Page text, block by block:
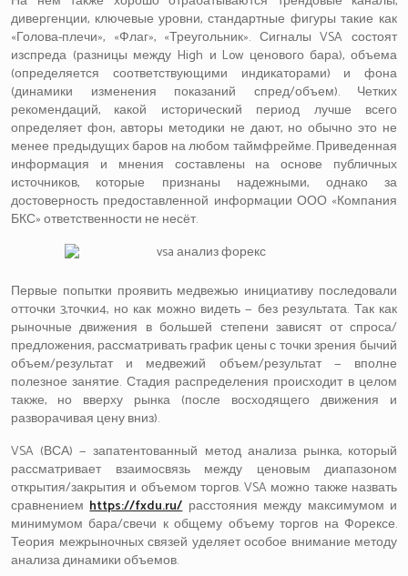
дивергенции, ключевые уровни, стандартные фигуры такие как
«Голова-плечи», «Флаг», «Треугольник». Сигналы VSA состоят
изспреда (разницы между High и Low ценового бара), объема
(определяется соответствующими индикаторами) и фона
(динамики изменения показаний спред/объем). Четких
рекомендаций, какой исторический период лучше всего
определяет фон, авторы методики не дают, но обычно это не
менее предыдущих баров на любом таймфрейме. Приведенная
информация и мнения составлены на основе публичных
источников, которые признаны надежными, однако за
достоверность предоставленной информации ООО «Компания
БКС» ответственности не несёт.
Первые попытки проявить медвежью инициативу последовали
отточки 3,точки4, но как можно видеть — без результата. Так как
рыночные движения в большей степени зависят от спроса/
предложения, рассматривать график цены с точки зрения бычий
объем/результат и медвежий объем/результат — вполне
полезное занятие. Стадия распределения происходит в целом
также, но вверху рынка (после восходящего движения и
разворачивая цену вниз).
VSA (ВСА) — запатентованный метод анализа рынка, который
рассматривает взаимосвязь между ценовым диапазоном
открытия/закрытия и объемом торгов. VSA можно также назвать
сравнениемhttps://fxdu.ru/расстояния между максимумом и
минимумом бара/свечи к общему объему торгов на Форексе.
Теория межрыночных связей уделяет особое внимание методу
анализа динамики объемов.